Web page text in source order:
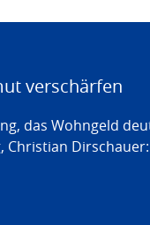
verschärfen
das Wohngeld
Christian Dirschauer: